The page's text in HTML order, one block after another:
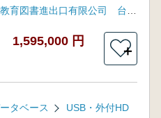
1,595,000 円
＋
タベース USB・外付HD